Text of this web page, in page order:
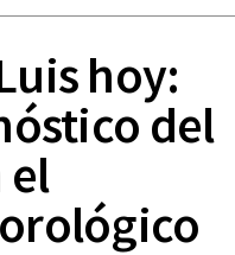
hoy:
del
el